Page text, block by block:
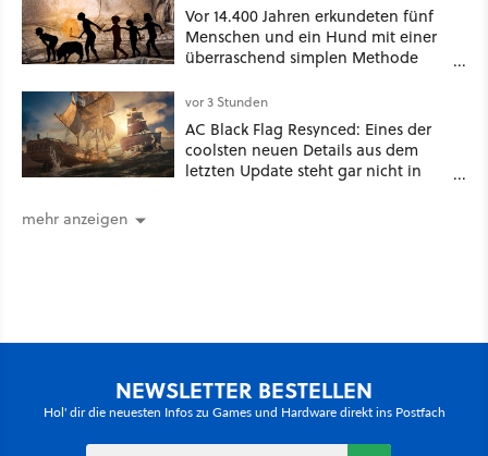
Vor 14.400 Jahren erkundeten fünf
Menschen und ein Hund mit einer
überraschend simplen Methode
Spuren für die Ewigkeit
vor 3 Stunden
AC Black Flag Resynced: Eines der
coolsten neuen Details aus dem
letzten Update steht gar nicht in
mehr anzeigen
NEWSLETTER BESTELLEN
Hol' dir die neuesten Infos zu Games und Hardware direkt ins Postfach